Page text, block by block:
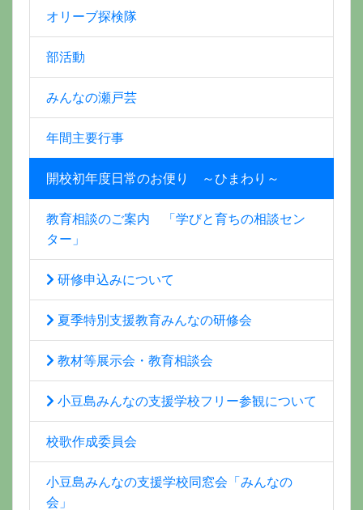
オリーブ探検隊
部活動
みんなの瀬戸芸
年間主要行事
開校初年度日常のお便り ～ひまわり～
教育相談のご案内 「学びと育ちの相談セン
ター」
研修申込みについて
夏季特別支援教育みんなの研修会
教材等展示会・教育相談会
小豆島みんなの支援学校フリー参観について
校歌作成委員会
小豆島みんなの支援学校同窓会「みんなの
会」